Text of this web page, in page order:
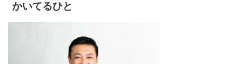
かいてるひと